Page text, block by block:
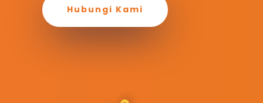
Hubungi Kami